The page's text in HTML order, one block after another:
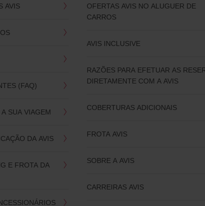
AVIS
(FAQ)
SUA VIAGEM
DA AVIS
E FROTA DA
OFERTAS AVIS NO ALUGUER DE
CARROS
AVIS INCLUSIVE
RAZÕES PARA EFETUAR AS
DIRETAMENTE COM A AVIS
COBERTURAS ADICIONAIS
FROTA AVIS
SOBRE A AVIS
CARREIRAS AVIS